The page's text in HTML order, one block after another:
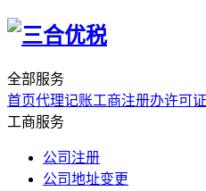
全部服务
首页代理记账工商注册办许可证
工商服务
公司注册
公司地址变更